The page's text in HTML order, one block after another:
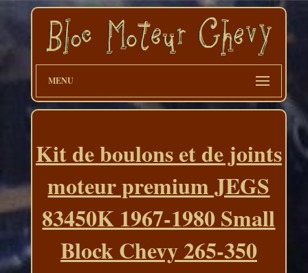
MENU
Kit de boulons et de joints
moteur premium JEGS
83450K 1967-1980 Small
Block Chevy 265-350